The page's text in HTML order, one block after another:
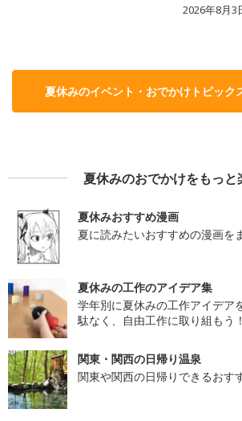
2026年8月3
夏休みのイベント・おでかけトピック
夏休みのおでかけをもっと
夏休みおすすめ漫画
夏に読みたいおすすめの漫画を
夏休みの工作のアイデア集
学年別に夏休みの工作アイデア
駄なく、自由工作に取り組もう！
関東・関西の日帰り温泉
関東や関西の日帰りできるおす